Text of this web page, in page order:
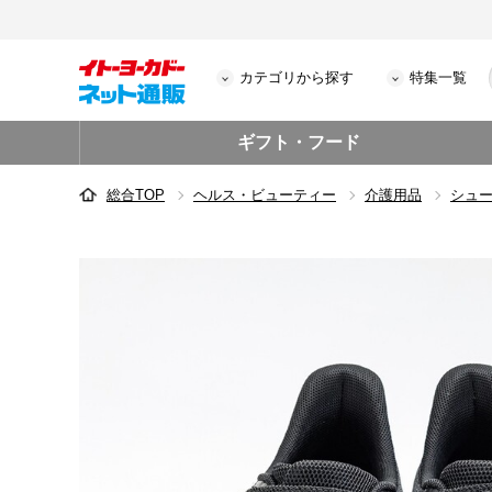
カテゴリから探す 特集一覧
ギフト・フード
総合TOP ヘルス・ビューティー 介護用品 シュ